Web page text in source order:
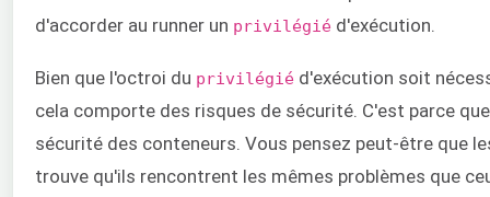
d'accorder au runner un privilégié d'exécution.
Bien que l'octroi du privilégié d'exécution soit
cela comporte des risques de sécurité. C'est parce
sécurité des conteneurs. Vous pensez peut-être que
trouve qu'ils rencontrent les mêmes problèmes que